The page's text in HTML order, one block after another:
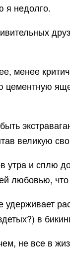
я недолго.
менее
цементную
великую
утра и сплю
любовью,
в
не все в